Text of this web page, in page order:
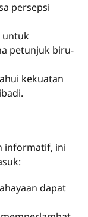
persepsi
untuk
petunjuk biru-
kekuatan
informatif, ini
dapat